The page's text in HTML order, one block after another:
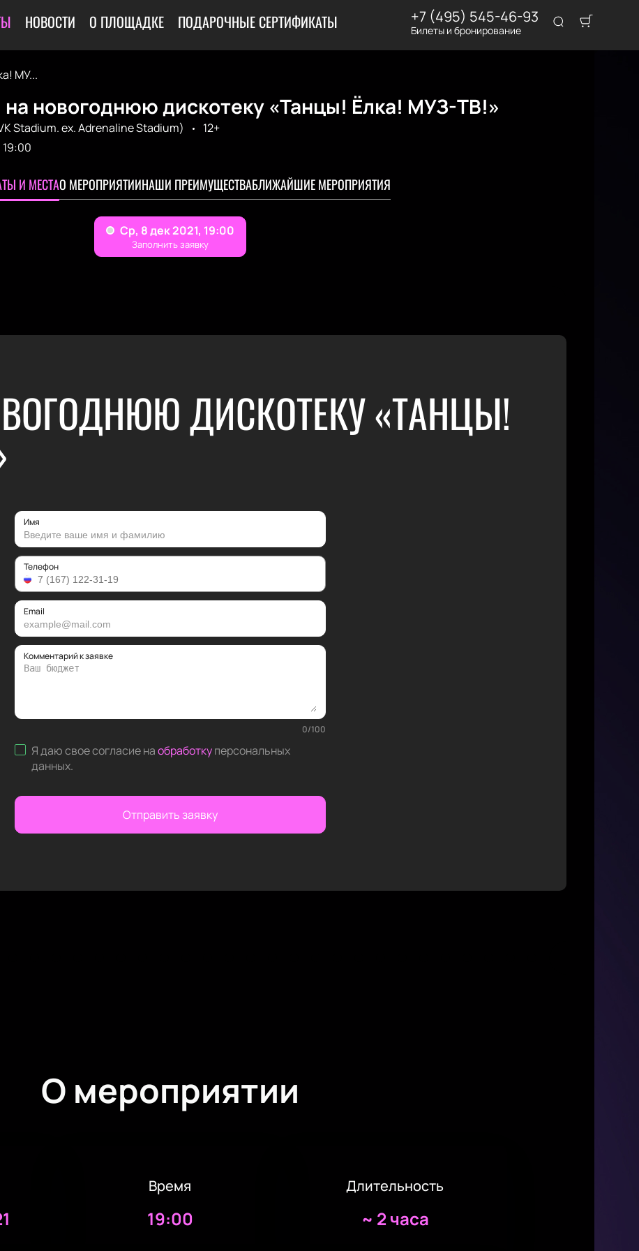
НОВОСТИ О ПЛОЩАДКЕ ПОДАРОЧНЫЕ СЕРТИФИКАТЫ +7 (495) 545-46-93
Билеты и бронирование
МУ...
новогоднюю дискотеку «Танцы! Ёлка! МУЗ-ТВ!»
Stadium. ex. Adrenaline Stadium)
12+
19:00
И МЕСТАО МЕРОПРИЯТИИНАШИ ПРЕИМУЩЕСТВАБЛИЖАЙШИЕ МЕРОПРИЯТИЯ
ДИСКОТЕКУ «ТАНЦЫ!
Имя
Телефон
Email
Комментарий к заявке
0/100
Я даю свое согласие наобработкуперсональных
данных.
Отправить заявку
О мероприятии
Время
19:00
Длительность
~ 2 часа